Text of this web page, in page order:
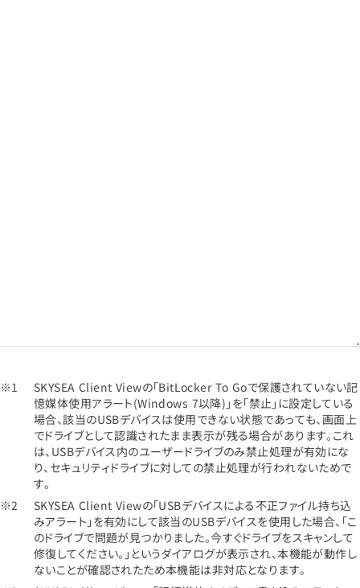
SKYSEA Client Viewの「BitLocker To Goで保護されていない記
憶媒体使用アラート(Windows 7以降)」を「禁止」に設定している
場合、該当のUSBデバイスは使用できない状態であっても、画面上
でドライブとして認識されたまま表示が残る場合があります。これ
は、USBデバイス内のユーザードライブのみ禁止処理が有効にな
り、セキュリティドライブに対しての禁止処理が行われないためで
す。
SKYSEA Client Viewの「USBデバイスによる不正ファイル持ち込
みアラート」を有効にして該当のUSBデバイスを使用した場合、「こ
のドライブで問題が見つかりました。今すぐドライブをスキャンして
修復してください。」というダイアログが表示され、本機能が動作し
ないことが確認されたため本機能は非対応となります。